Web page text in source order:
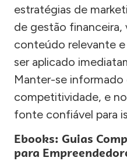
estratégias de
de gestão financeira,
conteúdo relevante
ser aplicado
Manter-se informado
competitividade, e
fonte confiável para
Ebooks: Guias
para